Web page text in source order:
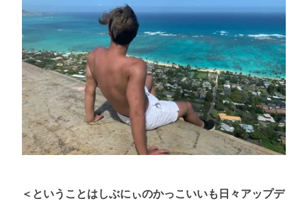
＜ということはしぶにぃのかっこいいも日々アップデ